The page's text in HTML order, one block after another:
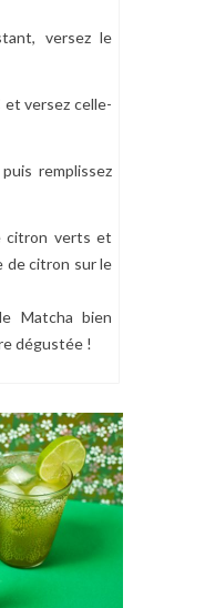
versez le
et versez celle-
remplissez
citron verts et
de citron sur le
Matcha bien
dégustée !